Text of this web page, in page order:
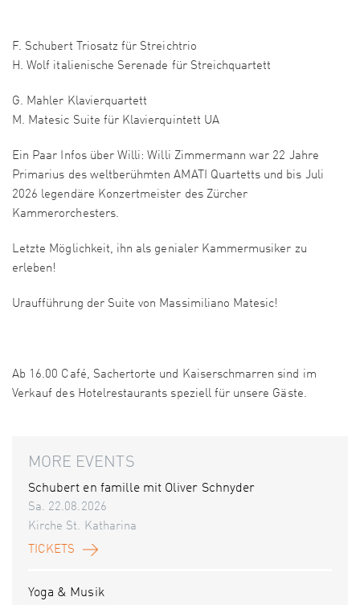
F. Schubert Triosatz für Streichtrio
H. Wolf italienische Serenade für Streichquartett
G. Mahler Klavierquartett
M. Matesic Suite für Klavierquintett UA
Ein Paar Infos über Willi: Willi Zimmermann war 22 Jahre
Primarius des weltberühmten AMATI Quartetts und bis Juli
2026 legendäre Konzertmeister des Zürcher
Kammerorchesters.
Letzte Möglichkeit, ihn als genialer Kammermusiker zu
erleben!
Uraufführung der Suite von Massimiliano Matesic!
Ab 16.00 Café, Sachertorte und Kaiserschmarren sind im
Verkauf des Hotelrestaurants speziell für unsere Gäste.
MORE EVENTS
Schubert en famille mit Oliver Schnyder
Sa. 22.08.2026
Kirche St. Katharina
TICKETS
Yoga & Musik